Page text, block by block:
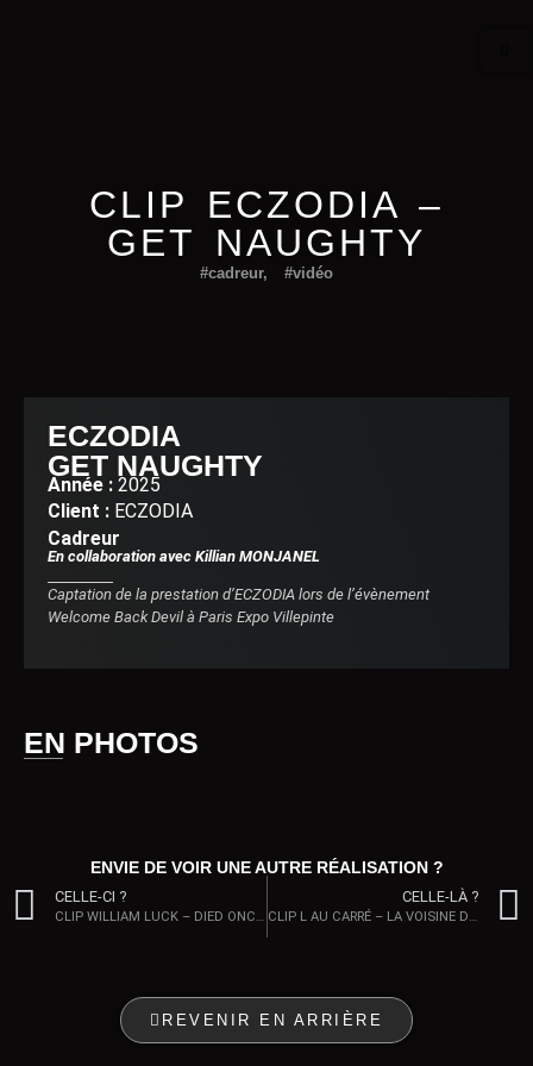
CLIP ECZODIA –
GET NAUGHTY
#cadreur, #vidéo
ECZODIA
GET NAUGHTY
Année : 2025
Client : ECZODIA
Cadreur
En collaboration avec Killian MONJANEL
Captation de la prestation d’ECZODIA lors de l’évènement
Welcome Back Devil à Paris Expo Villepinte
EN PHOTOS
ENVIE DE VOIR UNE AUTRE RÉALISATION ?
CELLE-CI ?
CLIP WILLIAM LUCK – DIED ONCE EP
CELLE-LÀ ?
CLIP L AU CARRÉ – LA VOISINE D’EN DESSOUS
REVENIR EN ARRIÈRE